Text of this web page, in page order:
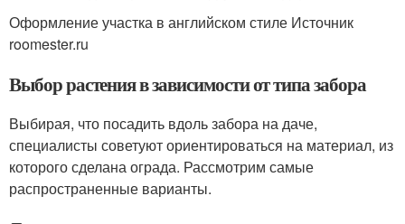
Оформление участка в английском стиле Источник
roomester.ru
Выбор растения в зависимости от типа забора
Выбирая, что посадить вдоль забора на даче,
специалисты советуют ориентироваться на материал, из
которого сделана ограда. Рассмотрим самые
распространенные варианты.